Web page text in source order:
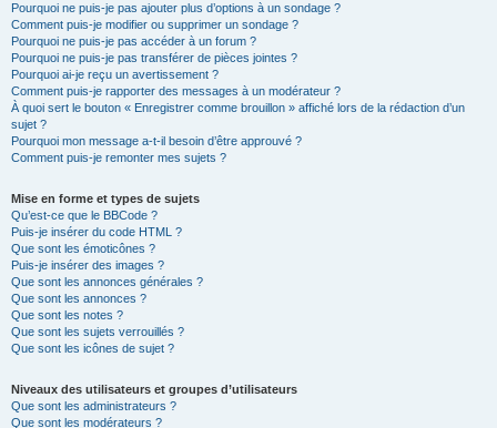
Pourquoi ne puis-je pas ajouter plus d’options à un sondage ?
Comment puis-je modifier ou supprimer un sondage ?
Pourquoi ne puis-je pas accéder à un forum ?
Pourquoi ne puis-je pas transférer de pièces jointes ?
Pourquoi ai-je reçu un avertissement ?
Comment puis-je rapporter des messages à un modérateur ?
À quoi sert le bouton « Enregistrer comme brouillon » affiché lors de la rédaction d’un
sujet ?
Pourquoi mon message a-t-il besoin d’être approuvé ?
Comment puis-je remonter mes sujets ?
Mise en forme et types de sujets
Qu’est-ce que le BBCode ?
Puis-je insérer du code HTML ?
Que sont les émoticônes ?
Puis-je insérer des images ?
Que sont les annonces générales ?
Que sont les annonces ?
Que sont les notes ?
Que sont les sujets verrouillés ?
Que sont les icônes de sujet ?
Niveaux des utilisateurs et groupes d’utilisateurs
Que sont les administrateurs ?
Que sont les modérateurs ?